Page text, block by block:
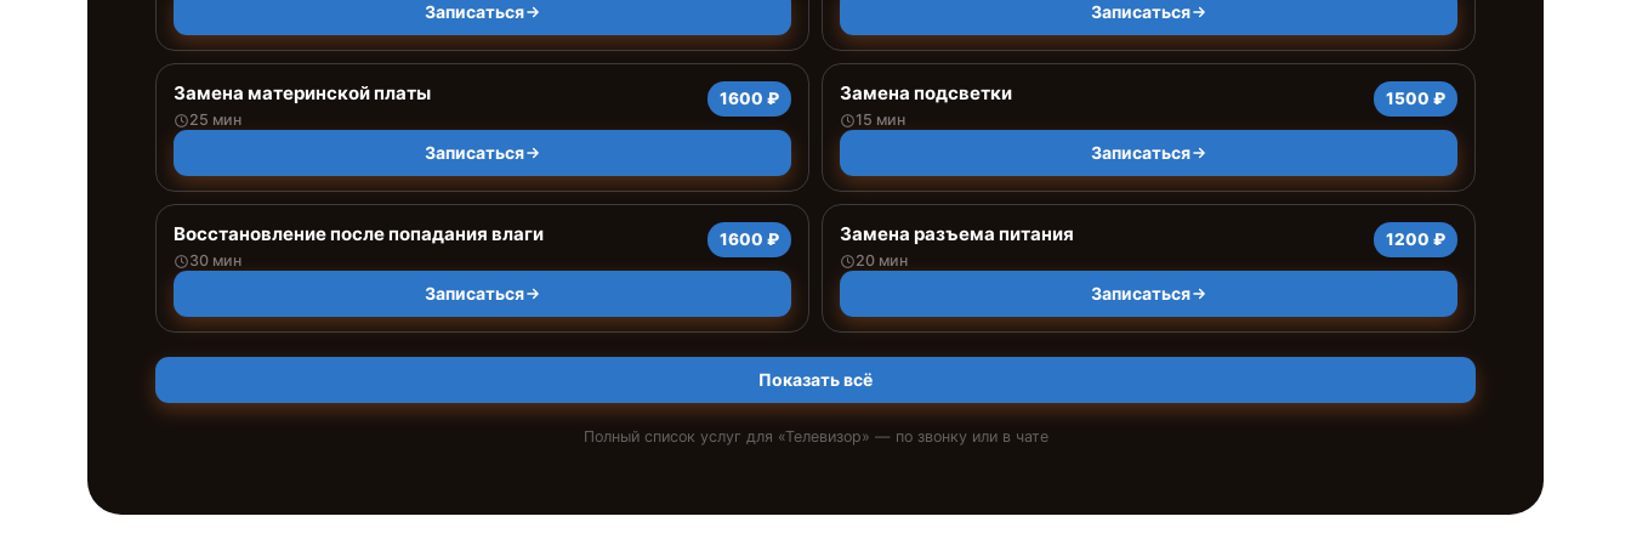
Записаться Записаться
Замена материнской платы
25 мин
1600 ₽
Записаться
Замена подсветки
15 мин
1500 ₽
Записаться
Восстановление после попадания влаги
30 мин
1600 ₽
Записаться
Замена разъема питания
20 мин
1200 ₽
Записаться
Показать всё
Полный список услуг для «Телевизор» — по звонку или в чате